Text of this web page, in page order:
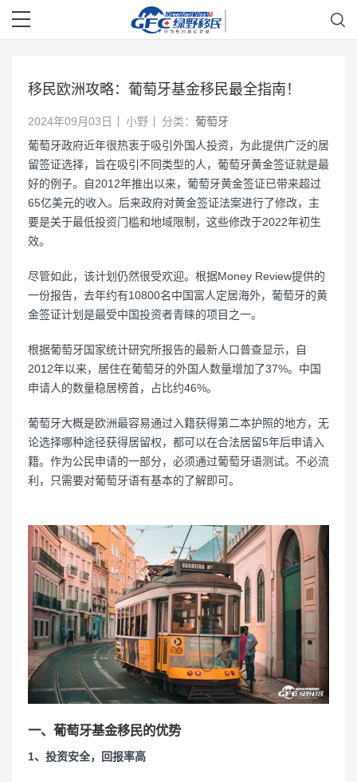
移民欧洲攻略：葡萄牙基金移民最全指南！
2024年09月03日 小野 分类： 葡萄牙
葡萄牙政府近年很热衷于吸引外国人投资，为此提供广泛的居
留签证选择，旨在吸引不同类型的人，葡萄牙黄金签证就是最
好的例子。自2012年推出以来，葡萄牙黄金签证已带来超过
65亿美元的收入。后来政府对黄金签证法案进行了修改，主
要是关于最低投资门槛和地域限制，这些修改于2022年初生
效。
尽管如此，该计划仍然很受欢迎。根据Money Review提供的
一份报告，去年约有10800名中国富人定居海外，葡萄牙的黄
金签证计划是最受中国投资者青睐的项目之一。
根据葡萄牙国家统计研究所报告的最新人口普查显示，自
2012年以来，居住在葡萄牙的外国人数量增加了37%。中国
申请人的数量稳居榜首，占比约46%。
葡萄牙大概是欧洲最容易通过入籍获得第二本护照的地方，无
论选择哪种途径获得居留权，都可以在合法居留5年后申请入
籍。作为公民申请的一部分，必须通过葡萄牙语测试。不必流
利，只需要对葡萄牙语有基本的了解即可。
一、葡萄牙基金移民的优势
1、投资安全，回报率高